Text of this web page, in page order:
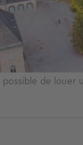
possible de